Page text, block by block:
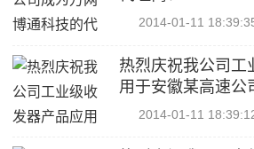
2014-01-11
热烈庆祝我公司工
用于安徽某高速公
2014-01-11